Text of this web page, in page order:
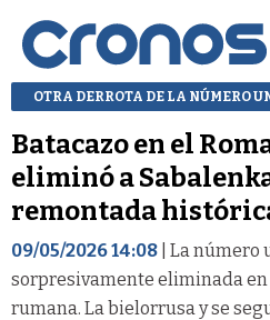
OTRA DERROTA DE LA NÚMERO
Batacazo en el
eliminó a
remontada
09/05/2026 14:08 | La
sorpresivamente eliminada
rumana. La bielorrusa y se